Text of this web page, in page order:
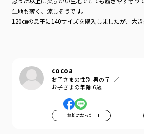
生地も薄く、涼しそうです。
120㎝の息子に140サイズを購入しましたが、大
cocoa
お子さまの性別:男の子
お子さまの年齢:6歳
参考になった 1